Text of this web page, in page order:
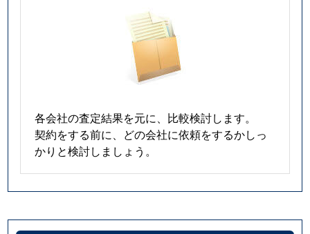
各会社の査定結果を元に、比較検討します。
契約をする前に、どの会社に依頼をするかしっ
かりと検討しましょう。